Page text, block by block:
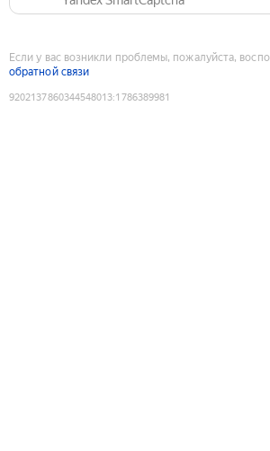
Если у вас возникли проблемы, пожалуйста,
обратной связи
9202137860344548013:1786389981